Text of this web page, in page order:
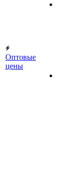
Оптовые
цены